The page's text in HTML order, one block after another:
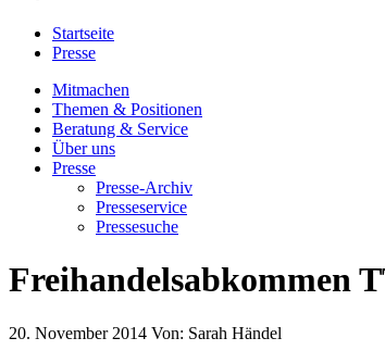
Startseite
Presse
Mitmachen
Themen & Positionen
Beratung & Service
Über uns
Presse
Presse-Archiv
Presseservice
Pressesuche
Freihandelsabkommen
20. November 2014 Von: Sarah Händel